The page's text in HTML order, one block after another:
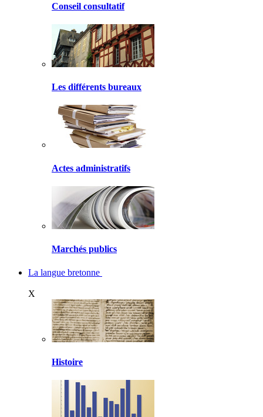
Conseil consultatif
Les différents bureaux
Actes administratifs
Marchés publics
La langue bretonne
X
Histoire